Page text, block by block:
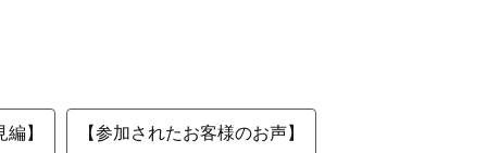
編】 【参加されたお客様のお声】